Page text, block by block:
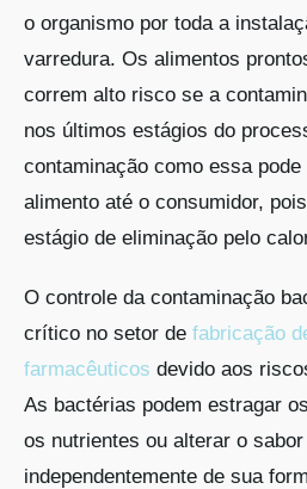
o organismo por toda a
varredura. Os alimentos
correm alto risco se a
nos últimos estágios do
contaminação como essa
alimento até o consumidor,
estágio de eliminação pelo
O controle da contaminação
crítico no setor de fabricação
farmacêuticos devido aos
As bactérias podem estragar
os nutrientes ou alterar o
independentemente de sua